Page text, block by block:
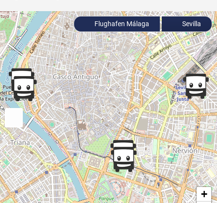
+
Flughafen Málaga Sevilla